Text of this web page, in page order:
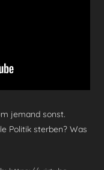
jemand sonst.
Politik sterben? Was